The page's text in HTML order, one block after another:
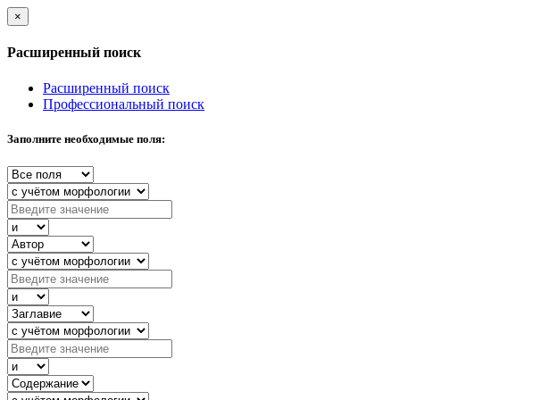
×
Расширенный поиск
Расширенный поиск
Профессиональный поиск
Заполните необходимые поля: